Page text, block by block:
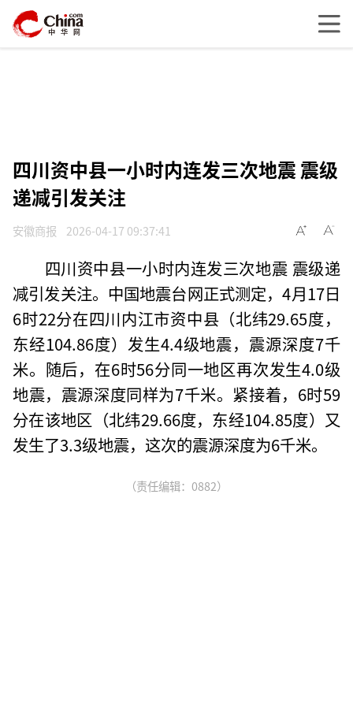
四川资中县一小时内连发三次地震 震级
递减引发关注
安徽商报 2026-04-17 09:37:41
四川资中县一小时内连发三次地震 震级递
减引发关注。中国地震台网正式测定，4月17日
6时22分在四川内江市资中县（北纬29.65度，
东经104.86度）发生4.4级地震，震源深度7千
米。随后，在6时56分同一地区再次发生4.0级
地震，震源深度同样为7千米。紧接着，6时59
分在该地区（北纬29.66度，东经104.85度）又
发生了3.3级地震，这次的震源深度为6千米。
（责任编辑：0882）